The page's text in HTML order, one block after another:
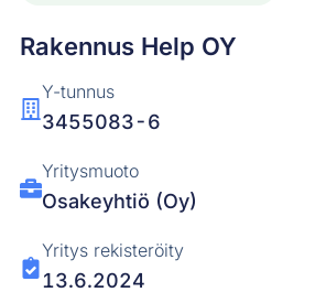
Rakennus Help OY
Y-tunnus
3455083-6
Yritysmuoto
Osakeyhtiö (Oy)
Yritys rekisteröity
13.6.2024